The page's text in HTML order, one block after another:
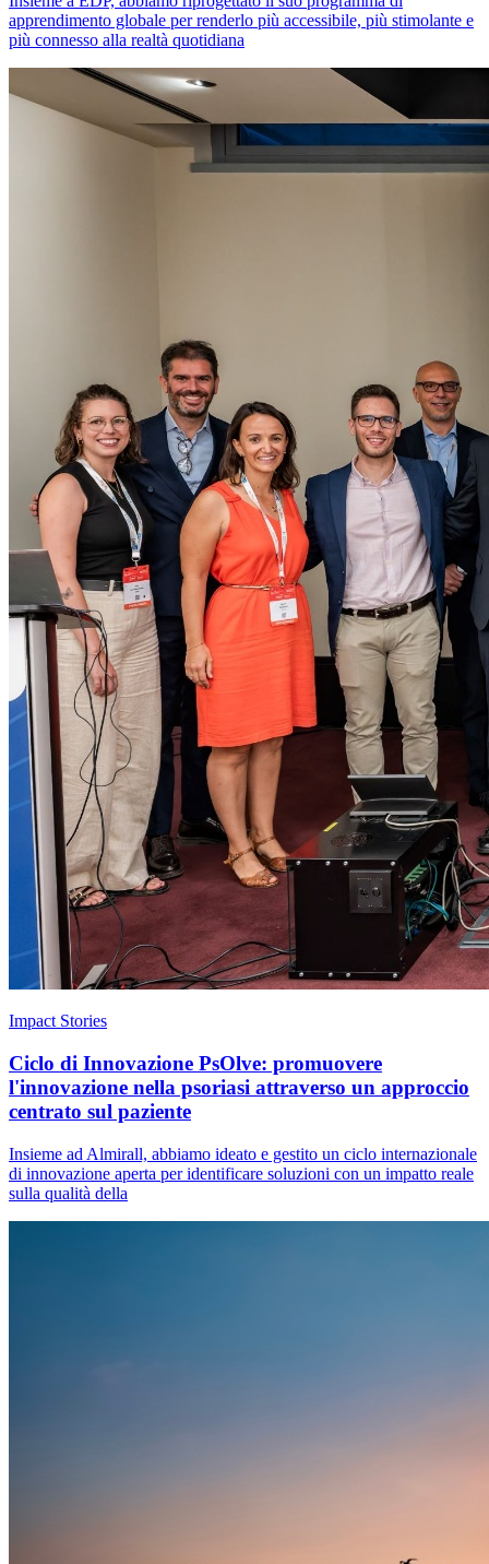
apprendimento globale per renderlo più accessibile, più stimolante e
più connesso alla realtà quotidiana
Impact Stories
Ciclo di Innovazione PsOlve: promuovere
l'innovazione nella psoriasi attraverso un approccio
centrato sul paziente
Insieme ad Almirall, abbiamo ideato e gestito un ciclo internazionale
di innovazione aperta per identificare soluzioni con un impatto reale
sulla qualità della